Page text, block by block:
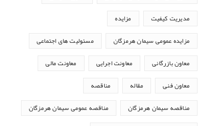
مدیریت کیفیت مزایده
مزایده عمومی سیمان هرمزگان مسئولیت های اجتماعی
معاون بازرگانی معاونت اجرایی معاونت مالی
معاون فنی مقاله مناقصه
مناقصه سیمان هرمزگان مناقصه عمومی سیمان هرمزگان